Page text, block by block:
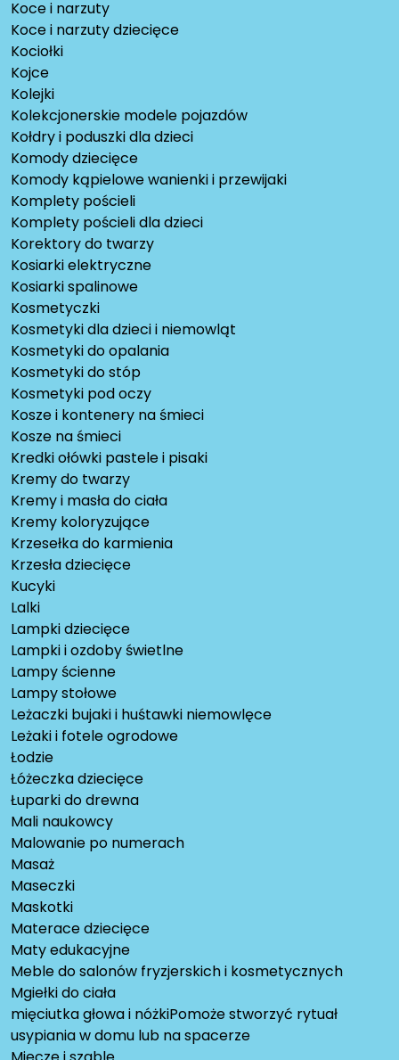
Koce i narzuty
Koce i narzuty dziecięce
Kociołki
Kojce
Kolejki
Kolekcjonerskie modele pojazdów
Kołdry i poduszki dla dzieci
Komody dziecięce
Komody kąpielowe wanienki i przewijaki
Komplety pościeli
Komplety pościeli dla dzieci
Korektory do twarzy
Kosiarki elektryczne
Kosiarki spalinowe
Kosmetyczki
Kosmetyki dla dzieci i niemowląt
Kosmetyki do opalania
Kosmetyki do stóp
Kosmetyki pod oczy
Kosze i kontenery na śmieci
Kosze na śmieci
Kredki ołówki pastele i pisaki
Kremy do twarzy
Kremy i masła do ciała
Kremy koloryzujące
Krzesełka do karmienia
Krzesła dziecięce
Kucyki
Lalki
Lampki dziecięce
Lampki i ozdoby świetlne
Lampy ścienne
Lampy stołowe
Leżaczki bujaki i huśtawki niemowlęce
Leżaki i fotele ogrodowe
Łodzie
Łóżeczka dziecięce
Łuparki do drewna
Mali naukowcy
Malowanie po numerach
Masaż
Maseczki
Maskotki
Materace dziecięce
Maty edukacyjne
Meble do salonów fryzjerskich i kosmetycznych
Mgiełki do ciała
mięciutka głowa i nóżkiPomoże stworzyć rytuał
usypiania w domu lub na spacerze